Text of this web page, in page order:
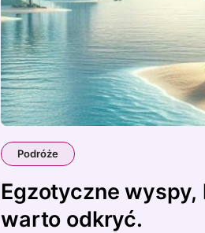
Podróże
Egzotyczne wyspy,
warto odkryć.